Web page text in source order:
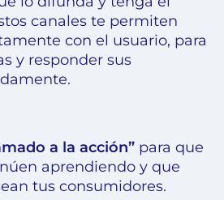
canales te permiten
con el usuario, para
y responder sus
a la acción” para que
aprendiendo y que
tus consumidores.